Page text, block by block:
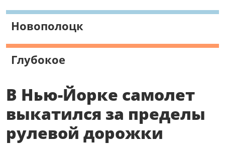
Новополоцк
Глубокое
В Нью-Йорке самолет
выкатился за пределы
рулевой дорожки